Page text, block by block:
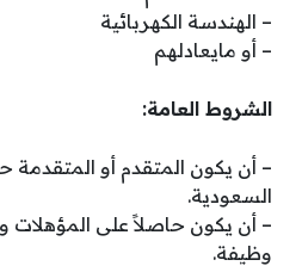
– الهندسة الكهربائية
– ⁠أو مايعادلهم
الشروط العامة:
– أن يكون المتقدم أو المتقدمة
السعودية.
– أن يكون حاصلاً على المؤهلات
وظيفة.